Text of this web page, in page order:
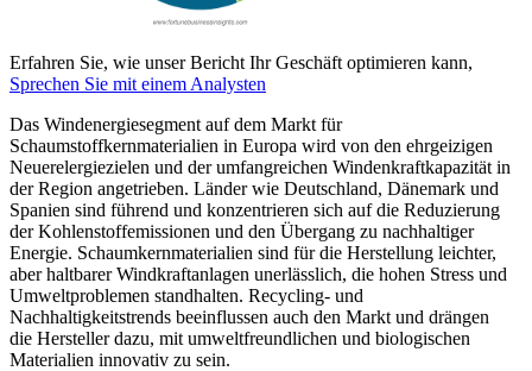
Erfahren Sie, wie unser Bericht Ihr Geschäft optimieren kann,
Sprechen Sie mit einem Analysten
Das Windenergiesegment auf dem Markt für
Schaumstoffkernmaterialien in Europa wird von den ehrgeizigen
Neuerelergiezielen und der umfangreichen Windenkraftkapazität in
der Region angetrieben. Länder wie Deutschland, Dänemark und
Spanien sind führend und konzentrieren sich auf die Reduzierung
der Kohlenstoffemissionen und den Übergang zu nachhaltiger
Energie. Schaumkernmaterialien sind für die Herstellung leichter,
aber haltbarer Windkraftanlagen unerlässlich, die hohen Stress und
Umweltproblemen standhalten. Recycling- und
Nachhaltigkeitstrends beeinflussen auch den Markt und drängen
die Hersteller dazu, mit umweltfreundlichen und biologischen
Materialien innovativ zu sein.